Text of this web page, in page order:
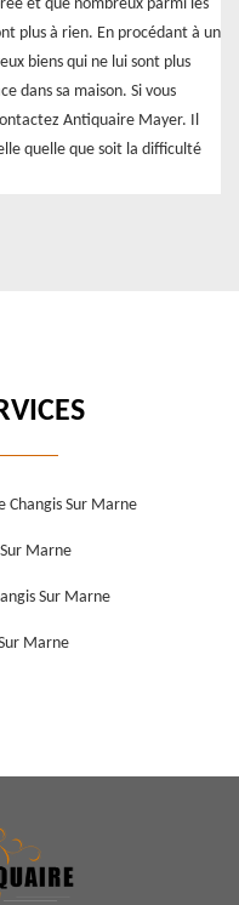
et que nombreux parmi les
plus à rien. En procédant à un
biens qui ne lui sont plus
dans sa maison. Si vous
Antiquaire Mayer. Il
quelle que soit la difficulté
Changis Sur Marne
Marne
Sur Marne
Marne